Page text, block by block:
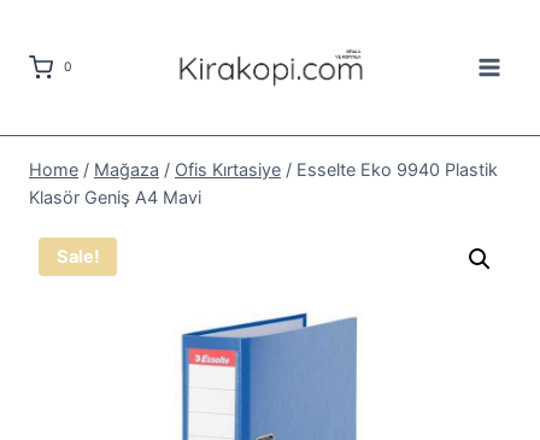
content
0
Home / Mağaza / Ofis Kırtasiye / Esselte Eko 9940 Plastik
Klasör Geniş A4 Mavi
Sale!